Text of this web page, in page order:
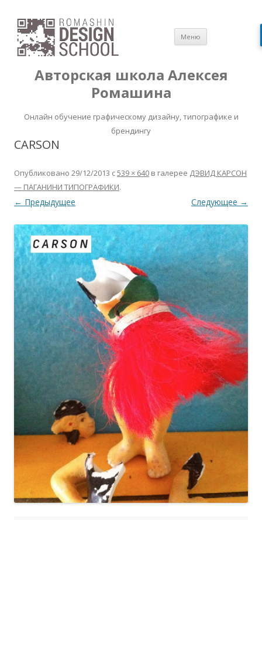
Авторская школа Алексея
Ромашина
Онлайн обучение графическому дизайну, типографике и
брендингу
Меню
содержимому
CARSON
Опубликовано 29/12/2013 с539 × 640 в галерее ДЭВИД КАРСОН
— ПАГАНИНИ ТИПОГРАФИКИ.
← Предыдущее Следующее →